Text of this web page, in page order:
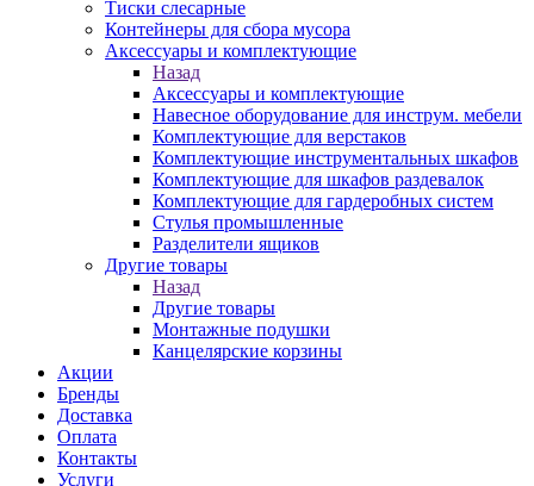
Тиски слесарные
Контейнеры для сбора мусора
Аксессуары и комплектующие
Назад
Аксессуары и комплектующие
Навесное оборудование для инструм. мебели
Комплектующие для верстаков
Комплектующие инструментальных шкафов
Комплектующие для шкафов раздевалок
Комплектующие для гардеробных систем
Стулья промышленные
Разделители ящиков
Другие товары
Назад
Другие товары
Монтажные подушки
Канцелярские корзины
Акции
Бренды
Доставка
Оплата
Контакты
Услуги